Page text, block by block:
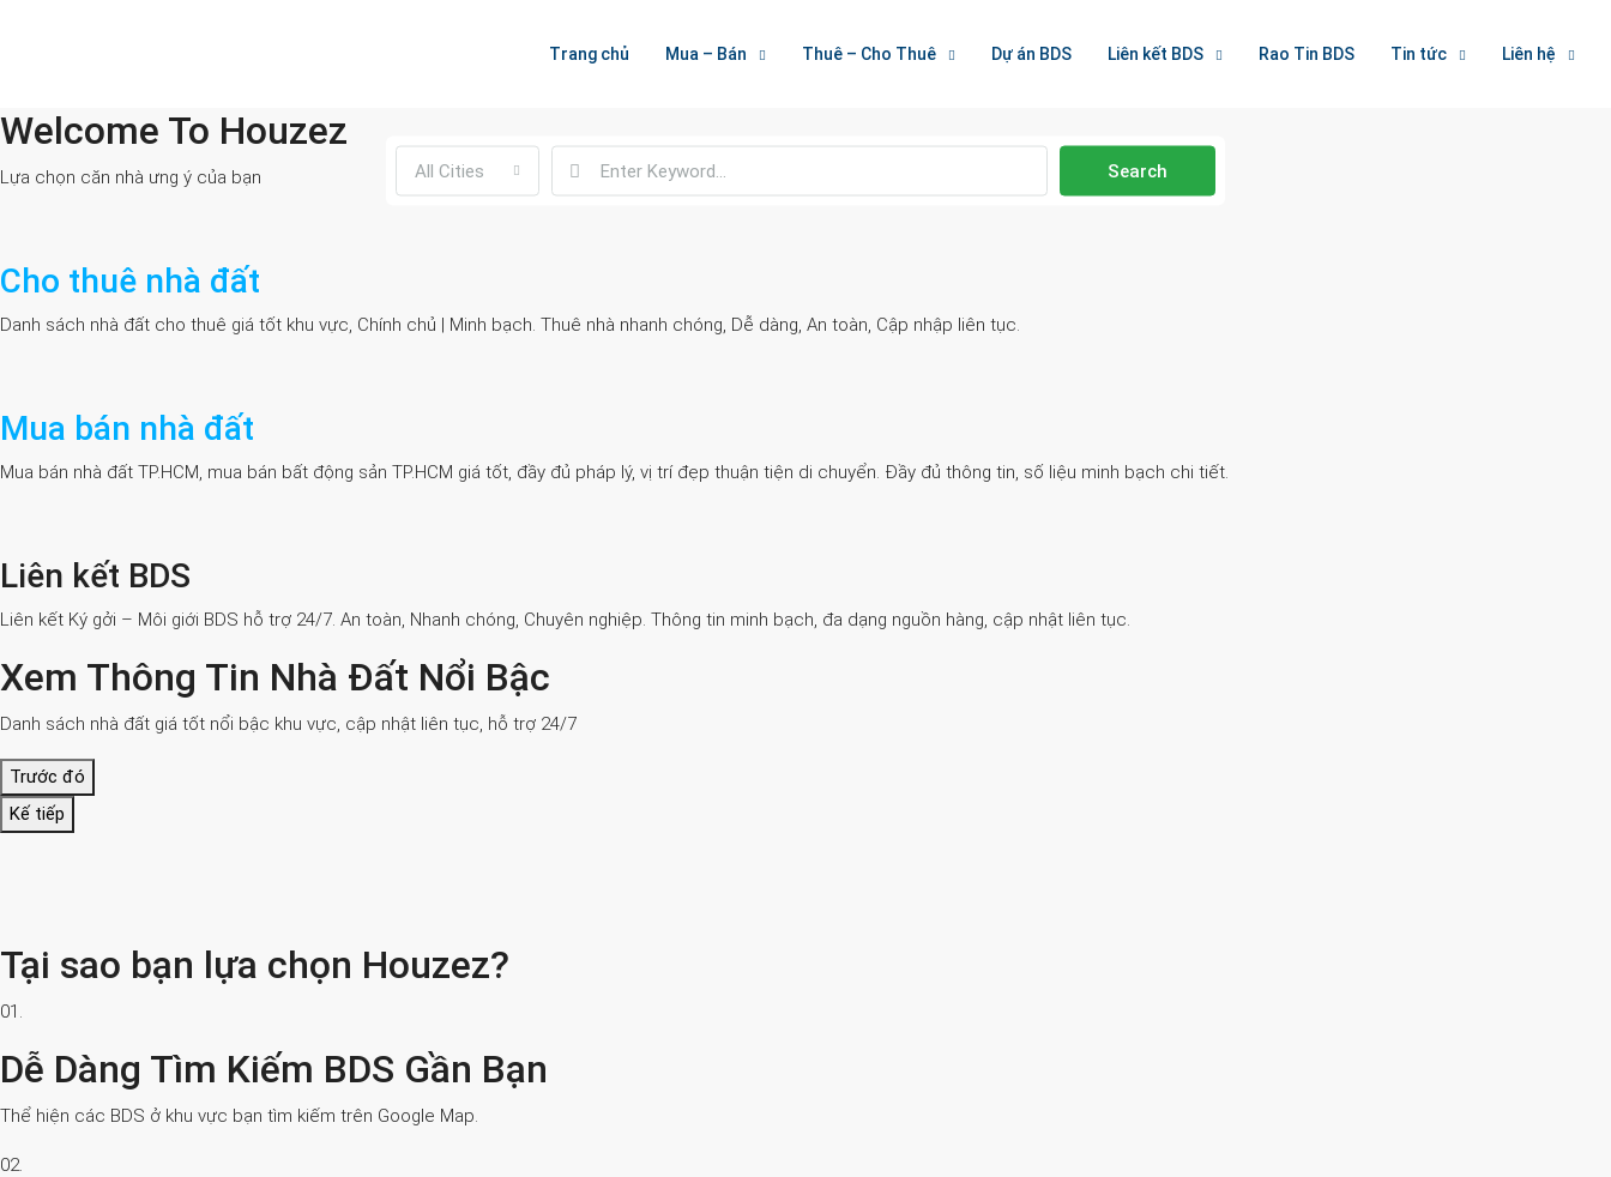
Trang chủ Mua – Bán Thuê – Cho Thuê Dự án BDS Liên kết BDS Rao Tin BDS Tin tức Liên hệ
Welcome To Houzez
All Cities Search
Welcome To Houzez
Lựa chọn căn nhà ưng ý của bạn
Cho thuê nhà đất
Danh sách nhà đất cho thuê giá tốt khu vực, Chính chủ | Minh bạch. Thuê nhà nhanh chóng, Dễ dàng, An toàn, Cập nhập liên tục.
Mua bán nhà đất
Mua bán nhà đất TP.HCM, mua bán bất động sản TP.HCM giá tốt, đầy đủ pháp lý, vị trí đẹp thuận tiện di chuyển. Đầy đủ thông tin, số liệu minh bạch chi tiết.
Liên kết BDS
Liên kết Ký gởi – Môi giới BDS hỗ trợ 24/7. An toàn, Nhanh chóng, Chuyên nghiệp. Thông tin minh bạch, đa dạng nguồn hàng, cập nhật liên tục.
Xem Thông Tin Nhà Đất Nổi Bậc
Danh sách nhà đất giá tốt nổi bậc khu vực, cập nhật liên tục, hỗ trợ 24/7
Trước đó
Kế tiếp
Tại sao bạn lựa chọn Houzez?
01.
Dễ Dàng Tìm Kiếm BDS Gần Bạn
Thể hiện các BDS ở khu vực bạn tìm kiếm trên Google Map.
02.